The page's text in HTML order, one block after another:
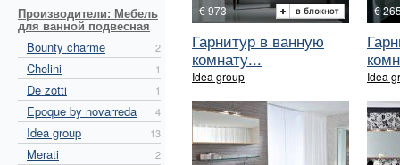
Производители: Мебель
для ванной подвесная
Bounty charme
2
Chelini 1
De zotti 1
Epoque by novarreda 4
Idea group 13
Merati 2
€ 973
Гарнитур в ванную
комнату...
Idea group
€
Idea